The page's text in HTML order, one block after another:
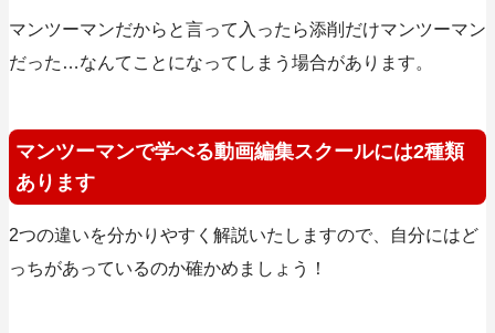
マンツーマンだからと言って入ったら添削だけマンツーマン
だった…なんてことになってしまう場合があります。
マンツーマンで学べる動画編集スクールには2種類
あります
2つの違いを分かりやすく解説いたしますので、自分にはど
っちがあっているのか確かめましょう！